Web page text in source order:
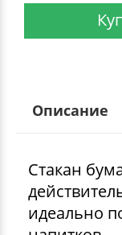
Описание
Стакан
идеально